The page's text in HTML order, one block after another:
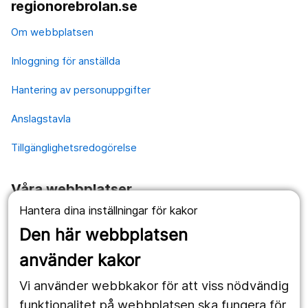
Hantera dina inställningar för kakor
Den här webbplatsen
använder kakor
Vi använder webbkakor för att viss nödvändig
funktionalitet på webbplatsen ska fungera för
regionorebrolan.se
Om webbplatsen
Inloggning för anställda
Hantering av personuppgifter
Anslagstavla
Tillgänglighetsredogörelse
Våra webbplatser
1177.se
Länstrafiken
Utveckling